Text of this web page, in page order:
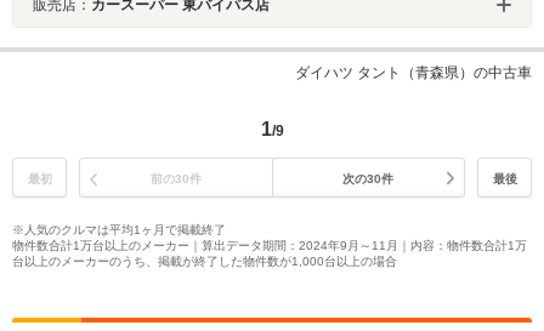
販売店： カースーパー 東バイパス店
ダイハツ タント（青森県）の中古車
1/9
最初 前の30件 次の30件 最後
※人気のクルマは平均1ヶ月で掲載終了
物件数合計1万台以上のメーカー｜算出データ期間：2024年9月～11月｜内容：物件数合計1万
台以上のメーカーのうち、掲載が終了した物件数が1,000台以上の場合